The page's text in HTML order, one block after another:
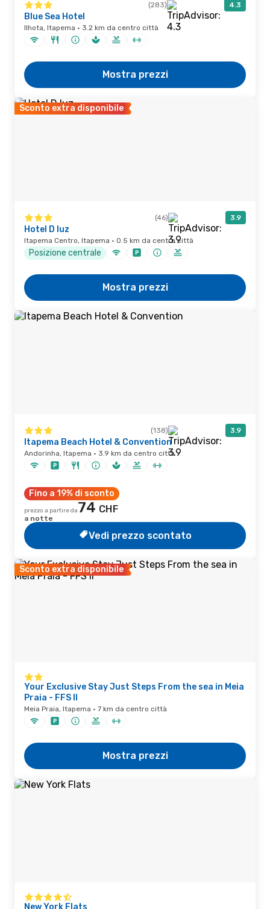
(283) 4.3
Blue Sea Hotel
Ilhota, Itapema · 3.2 km da centro città
Mostra prezzi
Sconto extra disponibile
(46) 3.9
Hotel D luz
Itapema Centro, Itapema · 0.5 km da centro città
Posizione centrale
Mostra prezzi
(138) 3.9
Itapema Beach Hotel & Convention
Andorinha, Itapema · 3.9 km da centro città
Fino a 19% di sconto
prezzo a partire da74 CHF
a notte
Vedi prezzo scontato
Sconto extra disponibile
Your Exclusive Stay Just Steps From the sea in Meia
Praia - FFS II
Meia Praia, Itapema · 7 km da centro città
Mostra prezzi
New York Flats